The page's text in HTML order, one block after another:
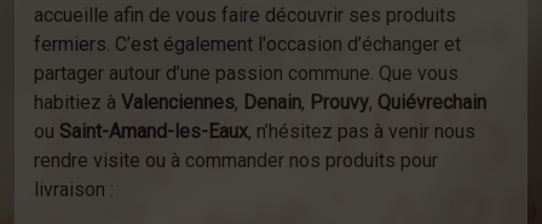
accueille afin de vous faire découvrir ses produits
fermiers. C’est également l'occasion d’échanger et
partager autour d’une passion commune. Que vous
habitiez à Valenciennes, Denain, Prouvy, Quiévrechain
ou Saint-Amand-les-Eaux, n’hésitez pas à venir nous
rendre visite ou à commander nos produits pour
livraison :